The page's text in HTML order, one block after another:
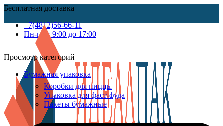
Бесплатная доставка
+7(4812)56-66-11
Пн-пт c 9:00 до 17:00
Просмотр категорий
Бумажная упаковка
Коробки для пиццы
Упаковка для фаст-фуда
Пакеты бумажные